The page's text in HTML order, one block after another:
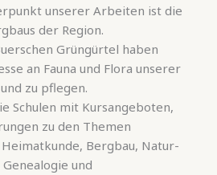
unserer Arbeiten ist die
der Region.
Grüngürtel haben
an Fauna und Flora unserer
zu pflegen.
Schulen mit Kursangeboten,
zu den Themen
Bergbau, Natur-
und